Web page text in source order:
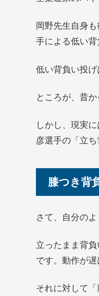
岡野先生自身
手による低い背
低い背負い投
ところが、昔
しかし、現実
彦選手の「立
膝つき背
さて、自分の
立ったまま背
です。動作が
それに対して